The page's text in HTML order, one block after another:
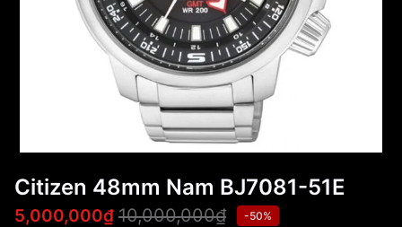
Citizen 48mm Nam BJ7081-51E
5,000,000₫ 10,000,000₫ -50%